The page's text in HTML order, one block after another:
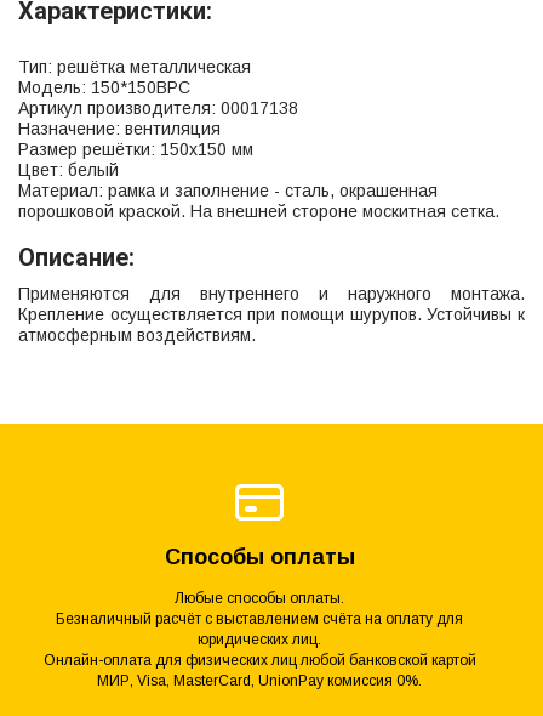
Характеристики:
Тип: решётка металлическая
Модель: 150*150ВРС
Артикул производителя: 00017138
Назначение: вентиляция
Размер решётки: 150х150 мм
Цвет: белый
Материал: рамка и заполнение - сталь, окрашенная
порошковой краской. На внешней стороне москитная сетка.
Описание:
Применяются для внутреннего и наружного монтажа.
Крепление осуществляется при помощи шурупов. Устойчивы к
атмосферным воздействиям.
Способы оплаты
Любые способы оплаты.
Безналичный расчёт с выставлением счёта на оплату для
юридических лиц.
Онлайн-оплата для физических лиц любой банковской картой
МИР, Visa, MasterCard, UnionPay комиссия 0%.